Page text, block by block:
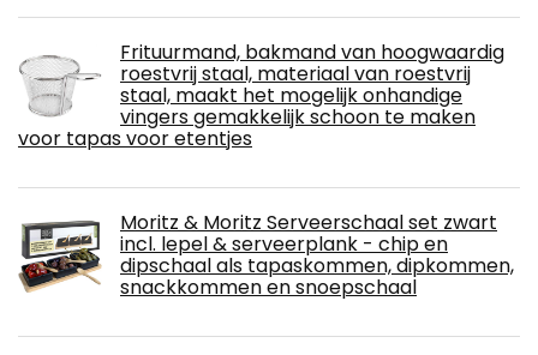
Frituurmand, bakmand van hoogwaardig
roestvrij staal, materiaal van roestvrij
staal, maakt het mogelijk onhandige
vingers gemakkelijk schoon te maken
voor tapas voor etentjes
Moritz & Moritz Serveerschaal set zwart
incl. lepel & serveerplank - chip en
dipschaal als tapaskommen, dipkommen,
snackkommen en snoepschaal